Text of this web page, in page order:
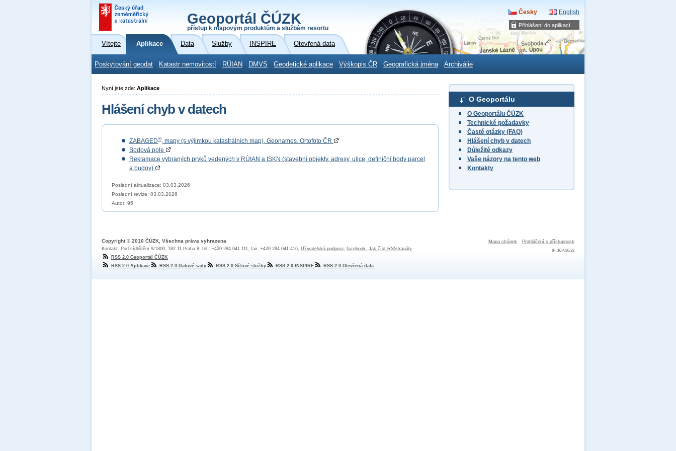
Přihlášení do aplikací
Geoportál ČÚZK
přístup k mapovým produktům a službám resortu
Česky English
Vítejte Aplikace Data Služby INSPIRE Otevřená data
Poskytování geodat Katastr nemovitostí RÚIAN DMVS Geodetické aplikace Výškopis ČR Geografická jména Archiválie
O Geoportálu
O Geoportálu ČÚZK
Technické požadavky
Časté otázky (FAQ)
Hlášení chyb v datech
Důležité odkazy
Vaše názory na tento web
Kontakty
Nyní jste zde: Aplikace
Hlášení chyb v datech
ZABAGED®, mapy (s výjimkou katastrálních map), Geonames, Ortofoto ČR
Bodová pole
Reklamace vybraných prvků vedených v RÚIAN a ISKN (stavební objekty, adresy, ulice, definiční body parcel
a budov)
Poslední aktualizace: 03.03.2026
Poslední revize: 03.03.2026
Autor: 95
Mapa stránek Prohlášení o přístupnosti
IP: 10.4.86.23
Copyright © 2010 ČÚZK, Všechna práva vyhrazena
Kontakt: Pod sídlištěm 9/1800, 182 11 Praha 8, tel.: +420 284 041 111, fax: +420 284 041 416, Uživatelská podpora, facebook, Jak číst RSS kanály
RSS 2.0 Geoportál ČÚZK
RSS 2.0 Aplikace
RSS 2.0 Datové sady RSS 2.0 Síťové služby RSS 2.0 INSPIRE RSS 2.0 Otevřená data